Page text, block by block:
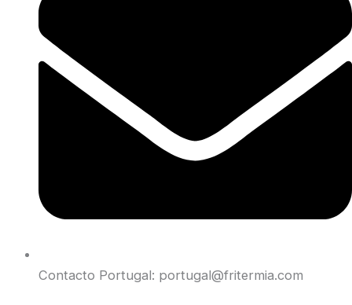
Contacto Portugal: portugal@fritermia.com